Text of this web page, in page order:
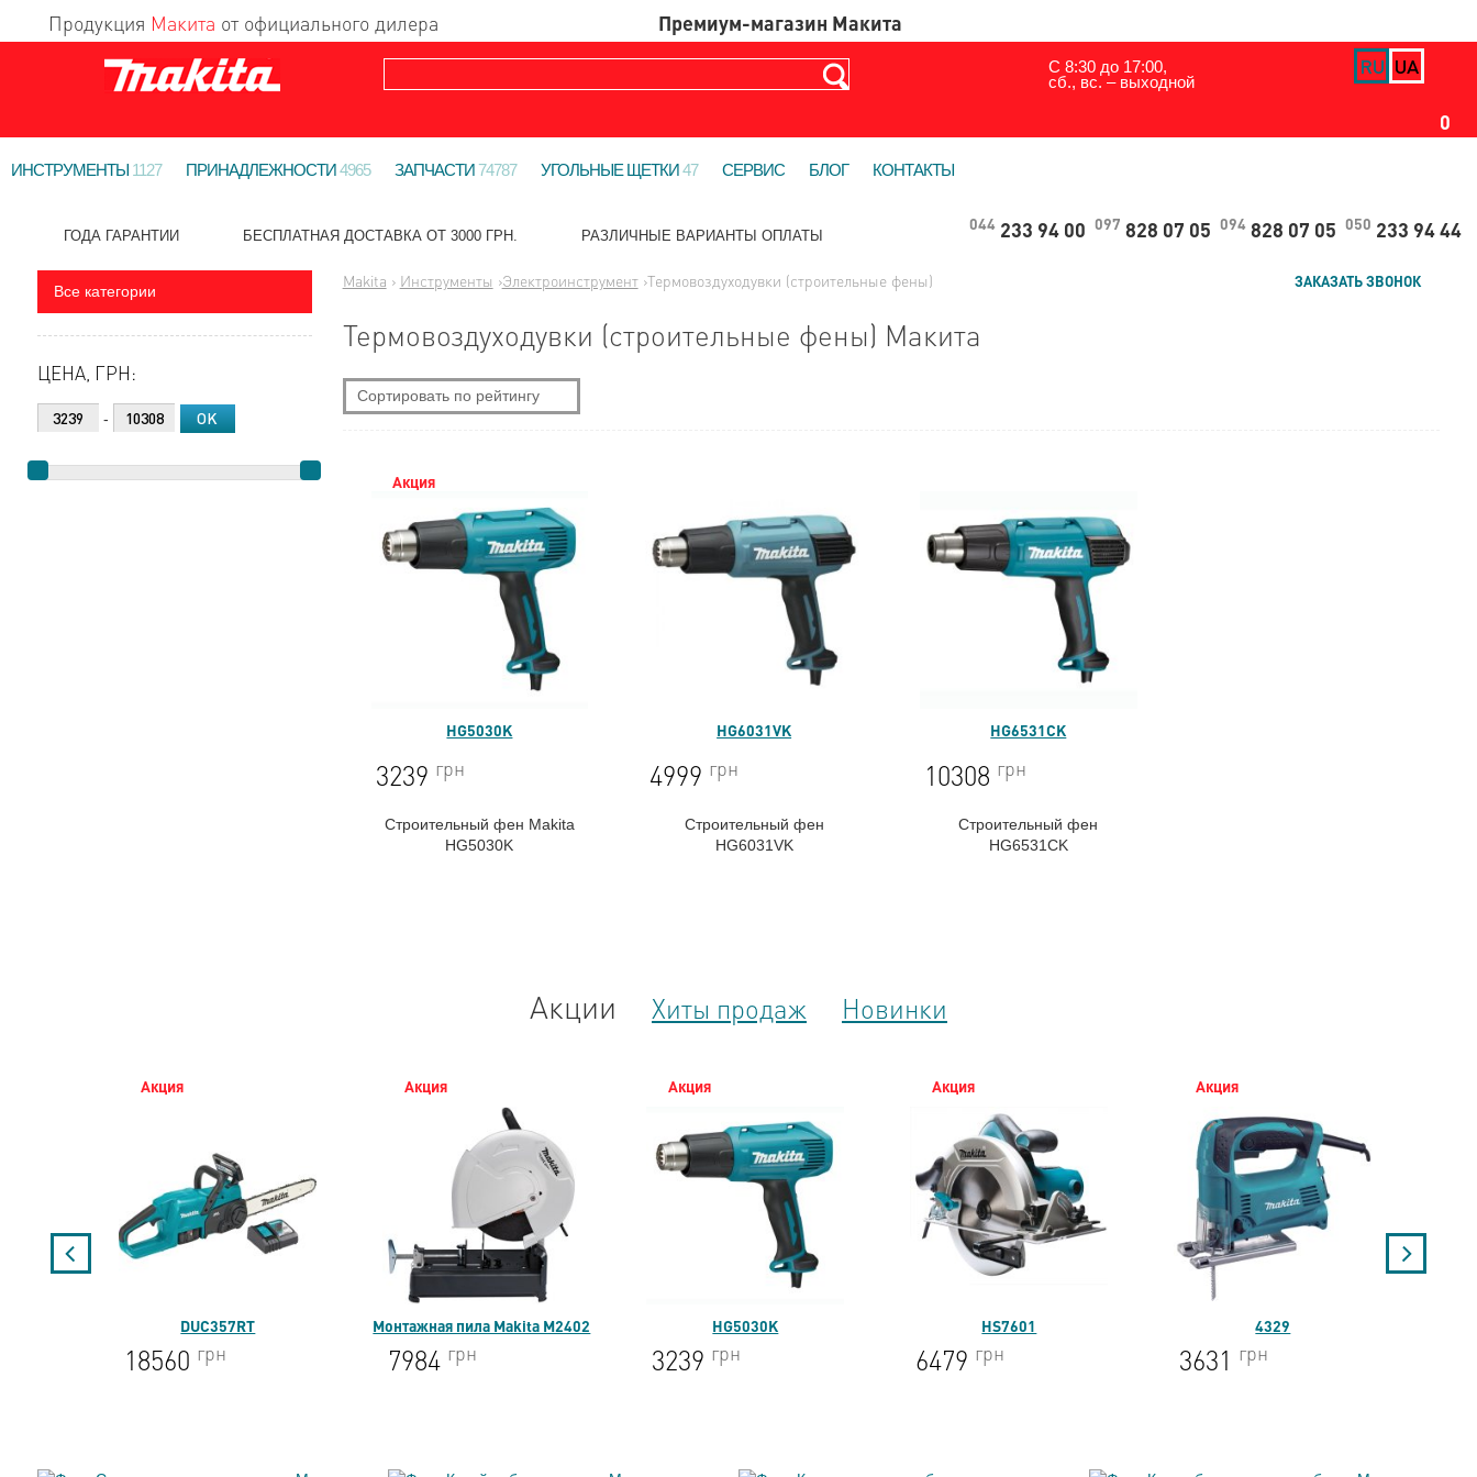
Продукция Макита от официального дилера
RU UA
С 8:30 до 17:00,
сб., вс. – выходной
0
ИНСТРУМЕНТЫ 1127 ПРИНАДЛЕЖНОСТИ4965 ЗАПЧАСТИ74787 УГОЛЬНЫЕ ЩЕТКИ47 СЕРВИС БЛОГ КОНТАКТЫ
044 233 94 00 097 828 07 05 094 828 07 05 050 233 94 44
ЗАКАЗАТЬ ЗВОНОК
ГОДА ГАРАНТИИ БЕСПЛАТНАЯ ДОСТАВКА ОТ 3000 ГРН. РАЗЛИЧНЫЕ ВАРИАНТЫ ОПЛАТЫ
Все категории
ЦЕНА, ГРН:
-
Makita › Инструменты ›Электроинструмент›Термовоздуходувки (строительные фены)
Термовоздуходувки (строительные фены) Макита
Сортировать по рейтингу
Самые дорогие
Акция
HG5030K
3239 грн
Строительный фен Makita
HG5030K
HG6031VK
4999 грн
Строительный фен
HG6031VK
HG6531CK
10308 грн
Строительный фен
HG6531CK
Акции Хиты продаж Новинки
Акция
DUC357RT
18560 грн
Акция
Монтажная пила Makita M2402
7984 грн
Акция
HG5030K
3239 грн
Акция
HS7601
6479 грн
Акция
4329
3631 грн